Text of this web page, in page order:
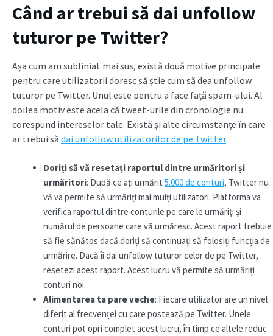
Când ar trebui să dai unfollow
tuturor pe Twitter?
Așa cum am subliniat mai sus, există două motive principale
pentru care utilizatorii doresc să știe cum să dea unfollow
tuturor pe Twitter. Unul este pentru a face față spam-ului. Al
doilea motiv este acela că tweet-urile din cronologie nu
corespund intereselor tale. Există și alte circumstanțe în care
ar trebui să dai unfollow utilizatorilor de pe Twitter.
Doriți să vă resetați raportul dintre urmăritori și
urmăritori: După ce ați urmărit 5.000 de conturi, Twitter nu
vă va permite să urmăriți mai mulți utilizatori. Platforma va
verifica raportul dintre conturile pe care le urmăriți și
numărul de persoane care vă urmăresc. Acest raport trebuie
să fie sănătos dacă doriți să continuați să folosiți funcția de
urmărire. Dacă îi dai unfollow tuturor celor de pe Twitter,
resetezi acest raport. Acest lucru vă permite să urmăriți
conturi noi.
Alimentarea ta pare veche: Fiecare utilizator are un nivel
diferit al frecvenței cu care postează pe Twitter. Unele
conturi pot opri complet acest lucru, în timp ce altele reduc